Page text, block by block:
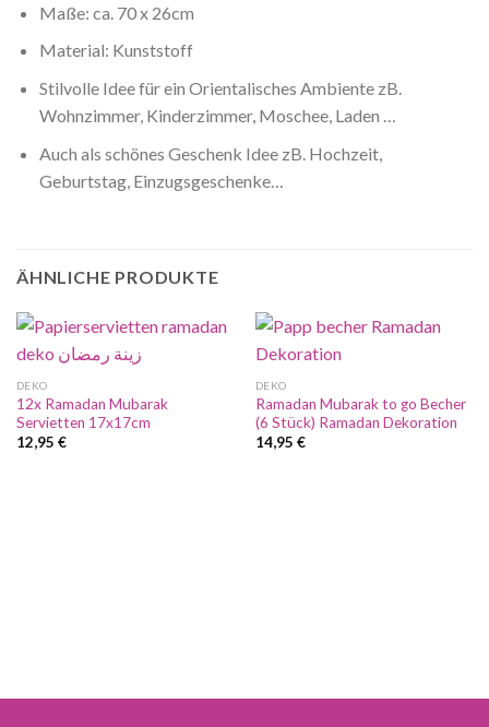
Maße: ca. 70 x 26cm
Material: Kunststoff
Stilvolle Idee für ein Orientalisches Ambiente zB.
Wohnzimmer, Kinderzimmer, Moschee, Laden …
Auch als schönes Geschenk Idee zB. Hochzeit,
Geburtstag, Einzugsgeschenke…
ÄHNLICHE PRODUKTE
DEKO
12x Ramadan Mubarak
Servietten 17x17cm
12,95 €
DEKO
Ramadan Mubarak to go Becher
(6 Stück) Ramadan Dekoration
14,95 €